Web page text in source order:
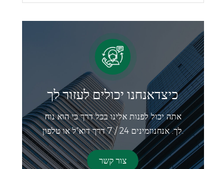
כיצדאנחנו יכולים לעזור לך
אתה יכול לפנות אלינו בכל דרך כי הוא נוח
לך. אנחנוזמינים 24 / 7 דרך דוא"ל או טלפון.
צור קשר